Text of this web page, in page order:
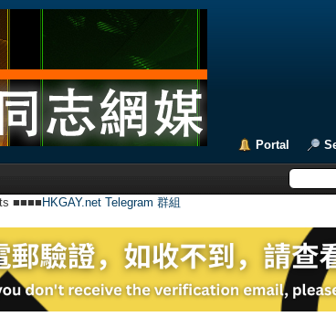
Portal
■■■■ HKGAY.net Telegram 群組